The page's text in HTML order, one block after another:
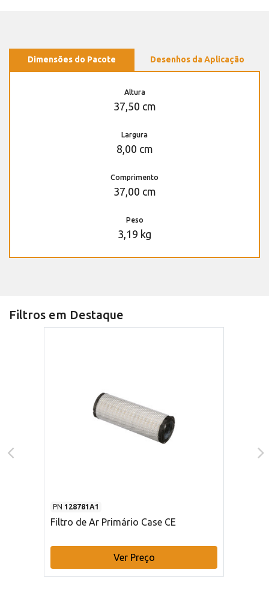
Dimensões do Pacote Desenhos da Aplicação
Altura
37,50 cm
Largura
8,00 cm
Comprimento
37,00 cm
Peso
3,19 kg
Filtros em Destaque
PN 128781A1
Filtro de Ar Primário Case CE
Ver Preço